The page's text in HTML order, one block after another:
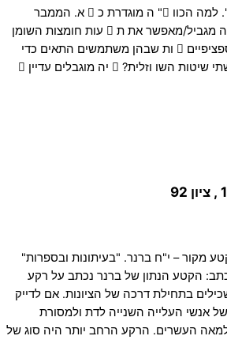
שאלה ה?  וזל דו מימדי". למה הכוו " ה מוגדרת כ  א. הממבר
ועתן?  וזל הדו מימדי. מה מגביל/מאפשר את ת  עות חומצות השומן
ב  ב. כיצד ים לאזורים ספציפיים  ות שבהן משתמשים התאים כדי
להגביל חלבו  ג. תארו שתי שיטות השו וזלית?  יה מוגבלים עדיין 
מנחה (ממ"ן) 13 קטע מקור – י"ח ברנר. "בעיתונות ובספרות"
נכתב: הקטע הנתון של ברנר נכתב על רקע
בתחילת דרכה של הציונות. אם לדייק
אנשי העלייה השנייה לדת ולמסורת
העשרים. הרקע הרחב יותר היה סוג של